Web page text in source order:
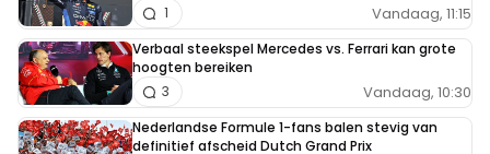
Vandaag, 11:15
1
Verbaal steekspel Mercedes vs. Ferrari kan grote
hoogten bereiken
Vandaag, 10:30
3
Nederlandse Formule 1-fans balen stevig van
definitief afscheid Dutch Grand Prix